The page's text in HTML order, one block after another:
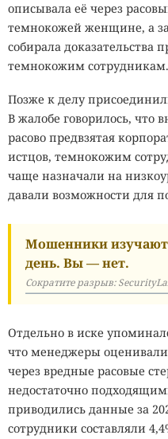
описывала её через
темнокожей женщине, а
собирала доказательства
темнокожим сотрудникам.
Позже к делу
В жалобе говорилось, что
расово предвзятая
истцов, темнокожим
чаще назначали на
давали возможности для
Мошенники
день. Вы — нет.
Сократите разрыв:
Отдельно в иске
что менеджеры
через вредные расовые
недостаточно
приводились данные за
сотрудники составляли